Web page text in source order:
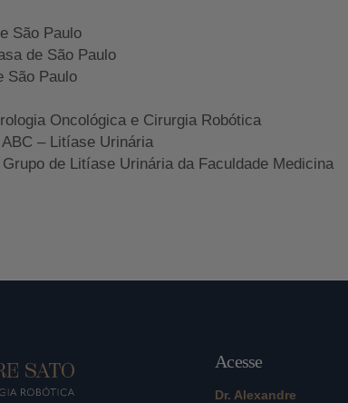
São Paulo
de São Paulo
São Paulo
Oncológica e Cirurgia Robótica
– Litíase Urinária
de Litíase Urinária da Faculdade Medicina
Acesse
Dr. Alexandre